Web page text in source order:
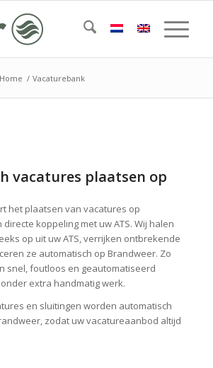
Home / Vacaturebank
vacatures plaatsen op
het plaatsen van vacatures op
koppeling met uw ATS. Wij halen
op uit uw ATS, verrijken ontbrekende
ze automatisch op Brandweer. Zo
snel, foutloos en geautomatiseerd
extra handmatig werk.
en sluitingen worden automatisch
zodat uw vacatureaanbod altijd